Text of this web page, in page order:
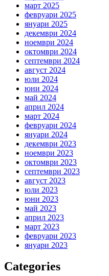
март 2025
февруари 2025
януари 2025
декември 2024
ноември 2024
октомври 2024
септември 2024
август 2024
юли 2024
юни 2024
май 2024
април 2024
март 2024
февруари 2024
януари 2024
декември 2023
ноември 2023
октомври 2023
септември 2023
август 2023
юли 2023
юни 2023
май 2023
април 2023
март 2023
февруари 2023
януари 2023
Categories